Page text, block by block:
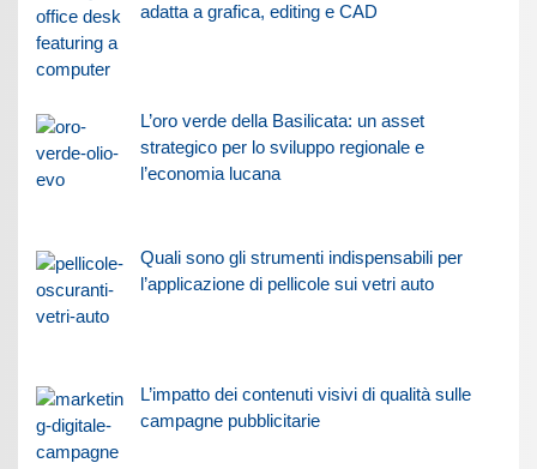
adatta a grafica, editing e CAD
L’oro verde della Basilicata: un asset
strategico per lo sviluppo regionale e
l’economia lucana
Quali sono gli strumenti indispensabili per
l’applicazione di pellicole sui vetri auto
L’impatto dei contenuti visivi di qualità sulle
campagne pubblicitarie